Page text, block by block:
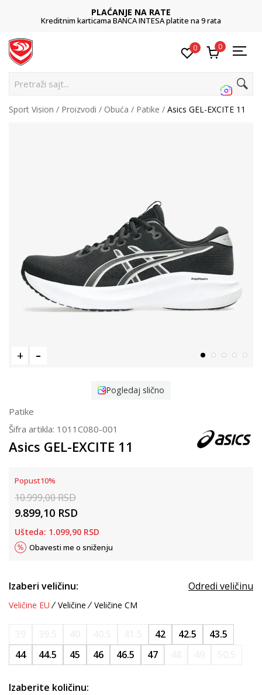
PLAĆANJE NA RATE
Kreditnim karticama BANCA INTESA platite na 9 rata
0 0
Pretraži sajt...
Sport Vision Proizvodi Obuća Patike Asics GEL-EXCITE 11
Pogledaj slično
Patike
Šifra artikla: 1011C080-001
Asics GEL-EXCITE 11
Popust10%
10.999,00RSD
9.899,10 RSD
Ušteda: 1.099,90 RSD
Obavesti me o sniženju
Izaberi veličinu: Odredi veličinu
Veličine EU Veličine Veličine CM
42 42.5
43.5
44
44.5 45 46 46.5 47
Izaberite količinu: